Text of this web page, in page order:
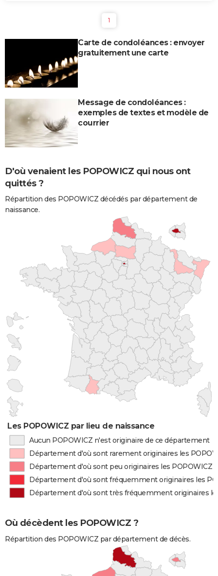
1
Carte de condoléances : envoyer
gratuitement une carte
Message de condoléances :
exemples de textes et modèle de
courrier
D'où venaient les POPOWICZ qui nous ont
quittés ?
Répartition des POPOWICZ décédés par département de
naissance.
Les POPOWICZ par lieu de naissance
Aucun POPOWICZ n'est originaire de ce département
Département d'où sont rarement originaires les
Département d'où sont peu originaires les POPOWICZ
Département d'où sont fréquemment originaires les
Département d'où sont très fréquemment originaires
Où décèdent les POPOWICZ ?
Répartition des POPOWICZ par département de décès.